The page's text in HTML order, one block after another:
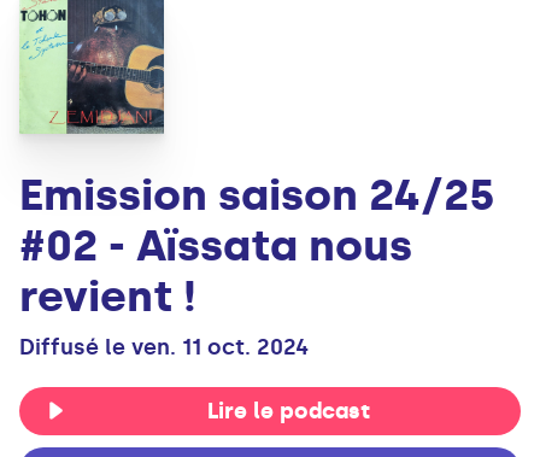
Emission saison 24/25
#02 - Aïssata nous
revient !
Diffusé le ven. 11 oct. 2024
Lire le podcast